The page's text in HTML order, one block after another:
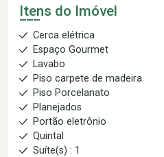
Itens do Imóvel
Cerca elétrica
Espaço Gourmet
Lavabo
Piso carpete de madeira
Piso Porcelanato
Planejados
Portão eletrônio
Quintal
Suíte(s) : 1